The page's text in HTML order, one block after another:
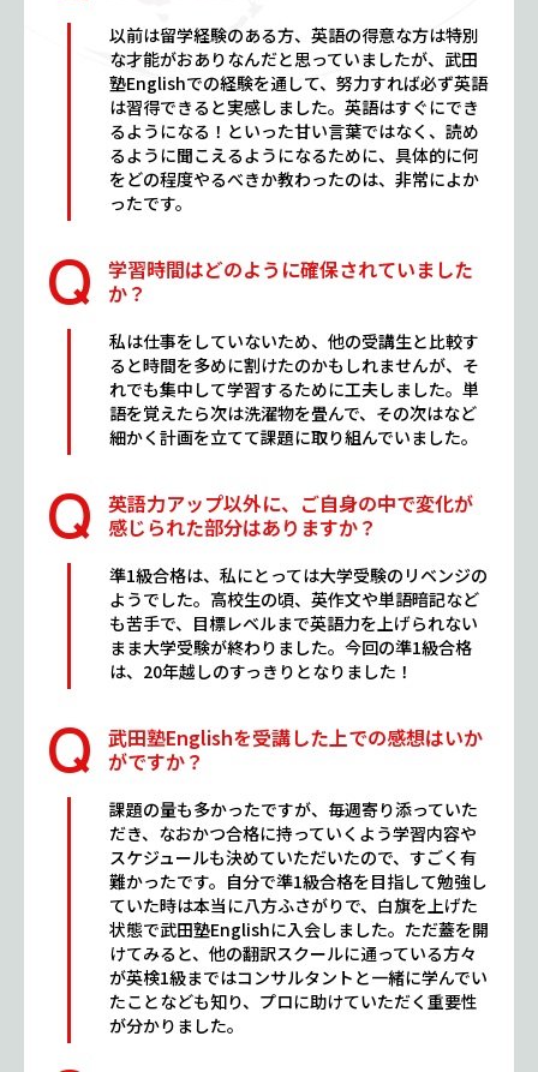
以前は留学経験のある方、英語の得意な方は特別
な才能がおありなんだと思っていましたが、武田
塾Englishでの経験を通して、努力すれば必ず英語
は習得できると実感しました。英語はすぐにでき
るようになる！といった甘い言葉ではなく、読め
るように聞こえるようになるために、具体的に何
をどの程度やるべきか教わったのは、非常によか
ったです。
学習時間はどのように確保されていました
か？
私は仕事をしていないため、他の受講生と比較す
ると時間を多めに割けたのかもしれませんが、そ
れでも集中して学習するために工夫しました。単
語を覚えたら次は洗濯物を畳んで、その次はなど
細かく計画を立てて課題に取り組んでいました。
英語力アップ以外に、ご自身の中で変化が
感じられた部分はありますか？
準1級合格は、私にとっては大学受験のリベンジの
ようでした。高校生の頃、英作文や単語暗記など
も苦手で、目標レベルまで英語力を上げられない
まま大学受験が終わりました。今回の準1級合格
は、20年越しのすっきりとなりました！
武田塾Englishを受講した上での感想はいか
がですか？
課題の量も多かったですが、毎週寄り添っていた
だき、なおかつ合格に持っていくよう学習内容や
スケジュールも決めていただいたので、すごく有
難かったです。自分で準1級合格を目指して勉強し
ていた時は本当に八方ふさがりで、白旗を上げた
状態で武田塾Englishに入会しました。ただ蓋を開
けてみると、他の翻訳スクールに通っている方々
が英検1級まではコンサルタントと一緒に学んでい
たことなども知り、プロに助けていただく重要性
が分かりました。